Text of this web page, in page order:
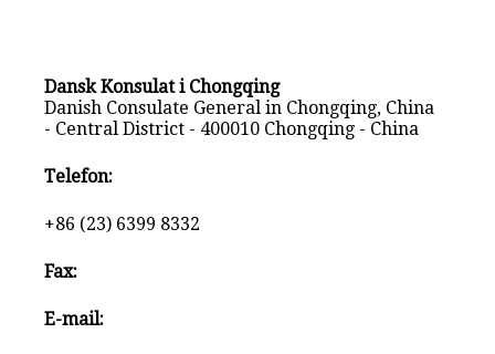
Dansk Konsulat i Chongqing
Danish Consulate General in Chongqing, China
- Central District - 400010 Chongqing - China
Telefon:
+86 (23) 6399 8332
Fax:
E-mail: